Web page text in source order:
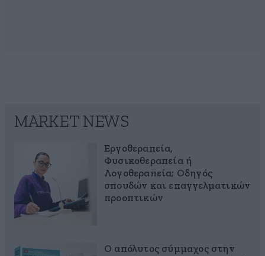
MARKET NEWS
Εργοθεραπεία,
Φυσικοθεραπεία ή
Λογοθεραπεία; Οδηγός
σπουδών και επαγγελματικών
προοπτικών
Ο απόλυτος σύμμαχος στην